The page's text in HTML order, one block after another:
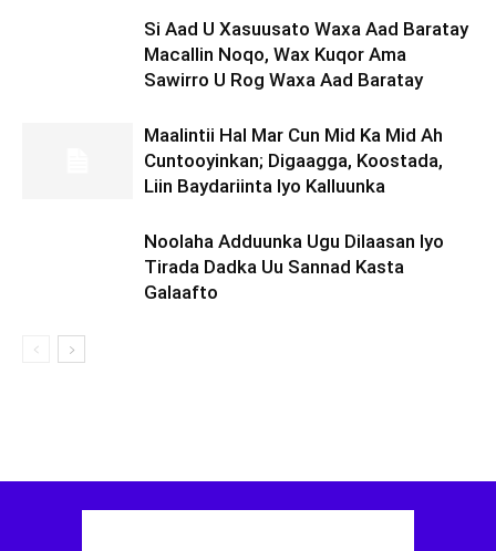
Si Aad U Xasuusato Waxa Aad Baratay
Macallin Noqo, Wax Kuqor Ama
Sawirro U Rog Waxa Aad Baratay
Maalintii Hal Mar Cun Mid Ka Mid Ah
Cuntooyinkan; Digaagga, Koostada,
Liin Baydariinta Iyo Kalluunka
Noolaha Adduunka Ugu Dilaasan Iyo
Tirada Dadka Uu Sannad Kasta
Galaafto